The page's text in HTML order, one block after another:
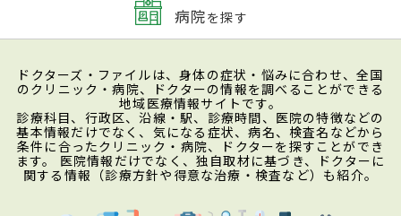
病院を探す
ドクターズ・ファイルは、身体の症状・悩みに合わせ、全国
のクリニック・病院、ドクターの情報を調べることができる
地域医療情報サイトです。
診療科目、行政区、沿線・駅、診療時間、医院の特徴などの
基本情報だけでなく、気になる症状、病名、検査名などから
条件に合ったクリニック・病院、ドクターを探すことができ
ます。 医院情報だけでなく、独自取材に基づき、ドクターに
関する情報（診療方針や得意な治療・検査など）も紹介。